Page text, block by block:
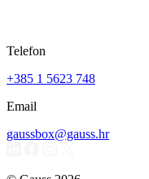
Telefon
+385 1 5623 748
Email
gaussbox@gauss.hr